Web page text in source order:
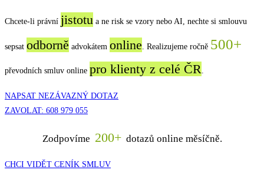
Chcete-li právní jistotu a ne risk se vzory nebo AI, nechte si smlouvu
sepsat odborně advokátem online. Realizujeme ročně 500+
převodních smluv online pro klienty z celé ČR.
NAPSAT NEZÁVAZNÝ DOTAZ
ZAVOLAT: 608 979 055
Zodpovíme 200+dotazů online měsíčně.
CHCI VIDĚT CENÍK SMLUV